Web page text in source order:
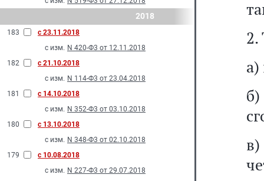
2018
183
с 23.11.2018
с изм. N 420-Ф3 от 12.11.2018
182
с 21.10.2018
с изм. N 114-Ф3 от 23.04.2018
181
с 14.10.2018
с изм. N 352-Ф3 от 03.10.2018
180
с 13.10.2018
с изм. N 348-Ф3 от 02.10.2018
179
с 10.08.2018
с изм. N 227-Ф3 от 29.07.2018
2.